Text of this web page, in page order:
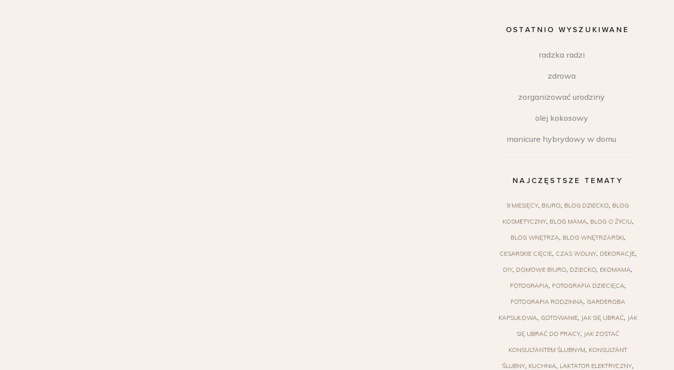
OSTATNIO WYSZUKIWANE
radzka radzi
zdrowa
zorganizować urodziny
olej kokosowy
manicure hybrydowy w domu
NAJCZĘSTSZE TEMATY
9 MIESIĘCY BIURO BLOG DZIECKO BLOG
KOSMETYCZNY BLOG MAMA BLOG O ŻYCIU
BLOG WNĘTRZA BLOG WNĘTRZARSKI
CESARSKIE CIĘCIE CZAS WOLNY DEKORACJE
DIY DOMOWE BIURO DZIECKO EKOMAMA
FOTOGRAFIA FOTOGRAFIA DZIECIĘCA
FOTOGRAFIA RODZINNA GARDEROBA
KAPSUŁOWA GOTOWANIE JAK SIĘ UBRAĆ JAK
SIĘ UBRAĆ DO PRACY JAK ZOSTAĆ
KONSULTANTEM ŚLUBNYM KONSULTANT
ŚLUBNY KUCHNIA LAKTATOR ELEKTRYCZNY